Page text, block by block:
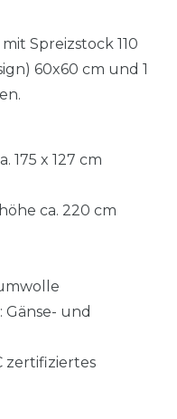
Spreizstock 110
60x60 cm und 1
175 x 127 cm
ca. 220 cm
Gänse- und
zertifiziertes